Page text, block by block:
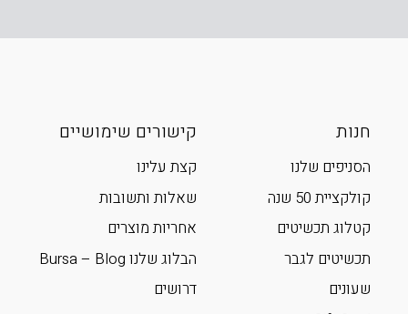
חנות
הסניפים שלנו
קולקציית 50 שנה
קטלוג תכשיטים
תכשיטים לגבר
שעונים
קישורים שימושיים
קצת עלינו
שאלות ותשובות
אחריות מוצרים
הבלוג שלנו Bursa – Blog
דרושים